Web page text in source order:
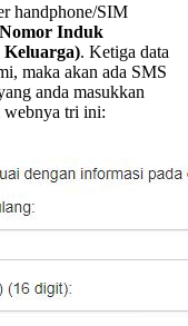
handphone/SIM
Induk
. Ketiga data
maka akan ada SMS
anda masukkan
webnya tri ini: